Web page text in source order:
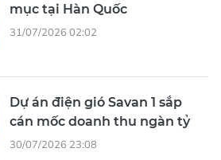
mục tại Hàn Quốc
31/07/2026 02:02
Dự án điện gió Savan 1 sắp
cán mốc doanh thu ngàn tỷ
30/07/2026 23:08